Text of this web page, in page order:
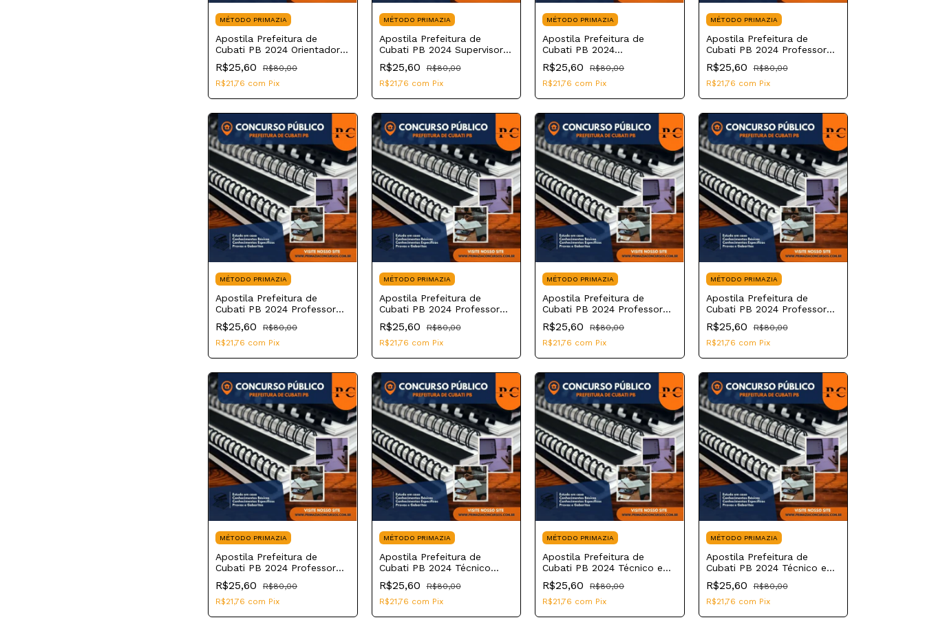
MÉTODO PRIMAZIA
Apostila Prefeitura de
Cubati PB 2024 Orientador
Educacional
R$25,60
R$80,00
R$21,76 com Pix
MÉTODO PRIMAZIA
Apostila Prefeitura de
Cubati PB 2024 Supervisor
Educacional
R$25,60
R$80,00
R$21,76 com Pix
MÉTODO PRIMAZIA
Apostila Prefeitura de
Cubati PB 2024
Psicopedagogo
R$25,60
R$80,00
R$21,76 com Pix
MÉTODO PRIMAZIA
Apostila Prefeitura de
Cubati PB 2024 Professor
de Educação Básica II
Português
R$25,60
R$80,00
R$21,76 com Pix
MÉTODO PRIMAZIA
Apostila Prefeitura de
Cubati PB 2024 Professor
de Educação Básica II
Matemática
R$25,60
R$80,00
R$21,76 com Pix
MÉTODO PRIMAZIA
Apostila Prefeitura de
Cubati PB 2024 Professor
de Educação Básica II Inglês
R$25,60
R$80,00
R$21,76 com Pix
MÉTODO PRIMAZIA
Apostila Prefeitura de
Cubati PB 2024 Professor
de Educação Básica II
História
R$25,60
R$80,00
R$21,76 com Pix
MÉTODO PRIMAZIA
Apostila Prefeitura de
Cubati PB 2024 Professor
de Educação Básica II Artes
R$25,60
R$80,00
R$21,76 com Pix
MÉTODO PRIMAZIA
Apostila Prefeitura de
Cubati PB 2024 Professor
de Educação Básica I
R$25,60
R$80,00
R$21,76 com Pix
MÉTODO PRIMAZIA
Apostila Prefeitura de
Cubati PB 2024 Técnico
Agrícola
R$25,60
R$80,00
R$21,76 com Pix
MÉTODO PRIMAZIA
Apostila Prefeitura de
Cubati PB 2024 Técnico em
Laboratório
R$25,60
R$80,00
R$21,76 com Pix
MÉTODO PRIMAZIA
Apostila Prefeitura de
Cubati PB 2024 Técnico em
Informática Manutenção
R$25,60
R$80,00
R$21,76 com Pix